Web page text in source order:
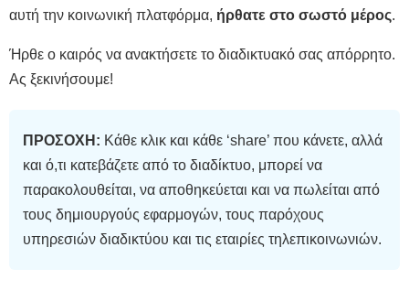
αυτή την κοινωνική πλατφόρμα, ήρθατε στο σωστό μέρος.
Ήρθε ο καιρός να ανακτήσετε το διαδικτυακό σας απόρρητο.
Ας ξεκινήσουμε!
ΠΡΟΣΟΧΗ: Κάθε κλικ και κάθε ‘share’ που κάνετε, αλλά
και ό,τι κατεβάζετε από το διαδίκτυο, μπορεί να
παρακολουθείται, να αποθηκεύεται και να πωλείται από
τους δημιουργούς εφαρμογών, τους παρόχους
υπηρεσιών διαδικτύου και τις εταιρίες τηλεπικοινωνιών.